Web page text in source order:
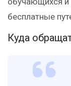
бесплатные
Куда